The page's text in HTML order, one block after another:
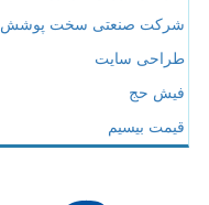
شرکت صنعتی سخت پوشش
طراحی سایت
فیش حج
قیمت بیسیم